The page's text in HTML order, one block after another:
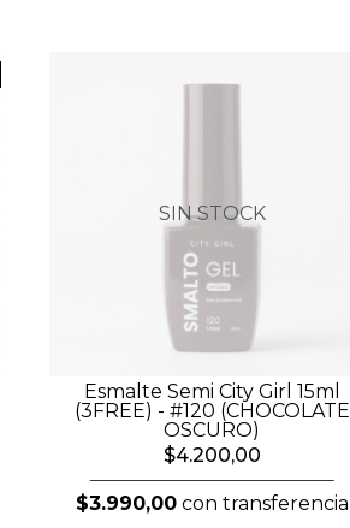
SIN STOCK
Esmalte Semi City Girl 15ml
(3FREE) - #120 (CHOCOLATE
OSCURO)
$4.200,00
$3.990,00con transferencia